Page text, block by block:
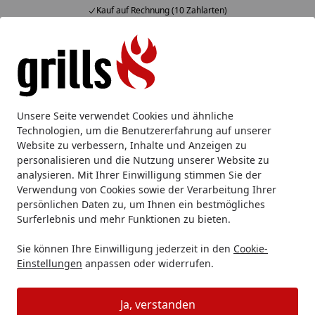
Unsere Seite verwendet Cookies und ähnliche
Technologien, um die Benutzererfahrung auf unserer
Website zu verbessern, Inhalte und Anzeigen zu
personalisieren und die Nutzung unserer Website zu
analysieren. Mit Ihrer Einwilligung stimmen Sie der
Verwendung von Cookies sowie der Verarbeitung Ihrer
persönlichen Daten zu, um Ihnen ein bestmögliches
Surferlebnis und mehr Funktionen zu bieten.
Sie können Ihre Einwilligung jederzeit in den Cookie-
Einstellungen anpassen oder widerrufen.
Ja, verstanden
Kauf auf Rechnung (10 Zahlarten)
Alle Produkte
Mein Konto
Suchen
Startseite
Gasgrill Gasgrillstation Weber Gasgrill GENESIS EX-
Weber Gasgrill GENESIS EX-335
Smart Grill - Black